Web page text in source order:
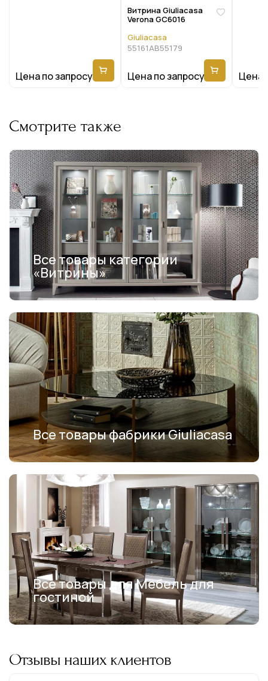
Цена по запросу
Витрина Giuliacasa
Verona GC6016
Giuliacasa
55161AB55179
Цена по запросу Цена
Смотрите также
Все товары категории
«Витрины»
Все товары фабрики Giuliacasa
Все товары для Мебель для
гостиной
Отзывы наших клиентов